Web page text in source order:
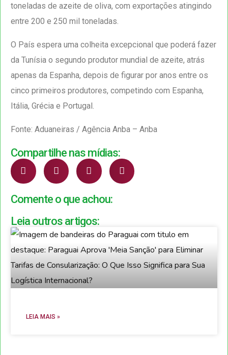
toneladas de azeite de oliva, com exportações atingindo
entre 200 e 250 mil toneladas.
O País espera uma colheita excepcional que poderá fazer
da Tunísia o segundo produtor mundial de azeite, atrás
apenas da Espanha, depois de figurar por anos entre os
cinco primeiros produtores, competindo com Espanha,
Itália, Grécia e Portugal.
Fonte: Aduaneiras / Agência Anba – Anba
Compartilhe nas mídias:
Comente o que achou:
Leia outros artigos:
LEIA MAIS »